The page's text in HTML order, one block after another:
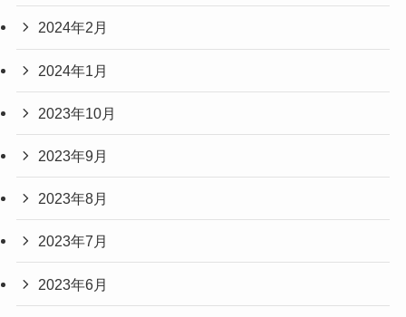
2024年2月
2024年1月
2023年10月
2023年9月
2023年8月
2023年7月
2023年6月